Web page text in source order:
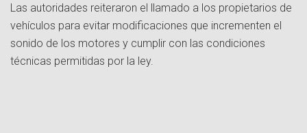
Las autoridades reiteraron el llamado a los propietarios de
vehículos para evitar modificaciones que incrementen el
sonido de los motores y cumplir con las condiciones
técnicas permitidas por la ley.